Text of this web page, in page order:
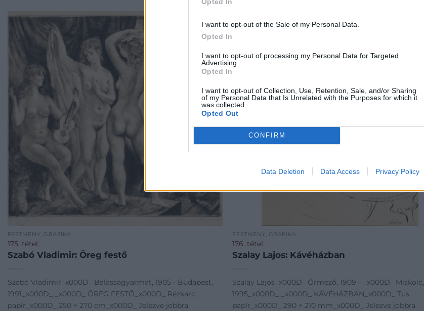
I want to opt-out of the Sale of my Personal Data.
Opted In
I want to opt-out of processing my Personal Data for Targeted
Advertising.
Opted In
I want to opt-out of Collection, Use, Retention, Sale, and/or Sharing
of my Personal Data that Is Unrelated with the Purposes for which it
was collected.
Opted Out
CONFIRM
Data Deletion Data Access Privacy Policy
FESTMÉNY, GRAFIKA
175. tétel:
Szabó Vladimir: Öreg festő
Szabó Vladimir_x000D_ Balassagyarmat, 1905 - Budapest,
1991_x000D_ _x000D_ ÖREG FESTŐ_x000D_ Rézkarc,
papír_x000D_ 250 × 270 cm_x000D_ Jelezve jobbra
FESTMÉNY, GRAFIKA
176. tétel:
Szalay Lajos: Kávéházban
Szalay Lajos_x000D_ Őrmező, 1909 - _x000D_ Miskolc,
1995_x000D_ _x000D_ KÁVÉHÁZBAN_x000D_ Tus,
papír_x000D_ 290 × 210 mm_x000D_ Jelezve jobbra